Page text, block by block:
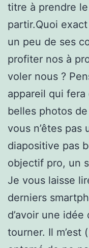
titre à prendre
partir.Quoi
un peu de ses
profiter nos à
voler nous ?
appareil qui
belles photos
vous n’êtes pas
diapositive pas
objectif pro, un
Je vous laisse
derniers
d’avoir une
tourner. Il m’est